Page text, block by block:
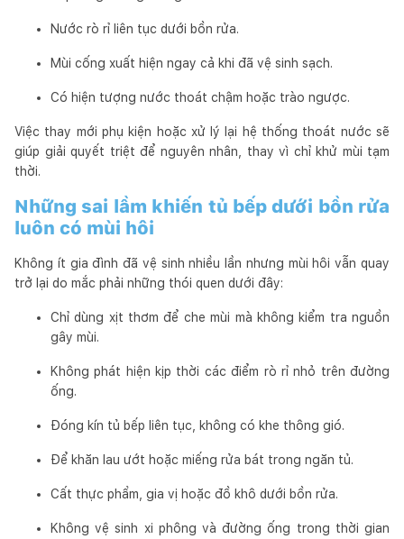
Nước rò rỉ liên tục dưới bồn rửa.
Mùi cống xuất hiện ngay cả khi đã vệ sinh sạch.
Có hiện tượng nước thoát chậm hoặc trào ngược.
Việc thay mới phụ kiện hoặc xử lý lại hệ thống thoát nước sẽ
giúp giải quyết triệt để nguyên nhân, thay vì chỉ khử mùi tạm
thời.
Những sai lầm khiến tủ bếp dưới bồn rửa
luôn có mùi hôi
Không ít gia đình đã vệ sinh nhiều lần nhưng mùi hôi vẫn quay
trở lại do mắc phải những thói quen dưới đây:
Chỉ dùng xịt thơm để che mùi mà không kiểm tra nguồn
gây mùi.
Không phát hiện kịp thời các điểm rò rỉ nhỏ trên đường
ống.
Đóng kín tủ bếp liên tục, không có khe thông gió.
Để khăn lau ướt hoặc miếng rửa bát trong ngăn tủ.
Cất thực phẩm, gia vị hoặc đồ khô dưới bồn rửa.
Không vệ sinh xi phông và đường ống trong thời gian